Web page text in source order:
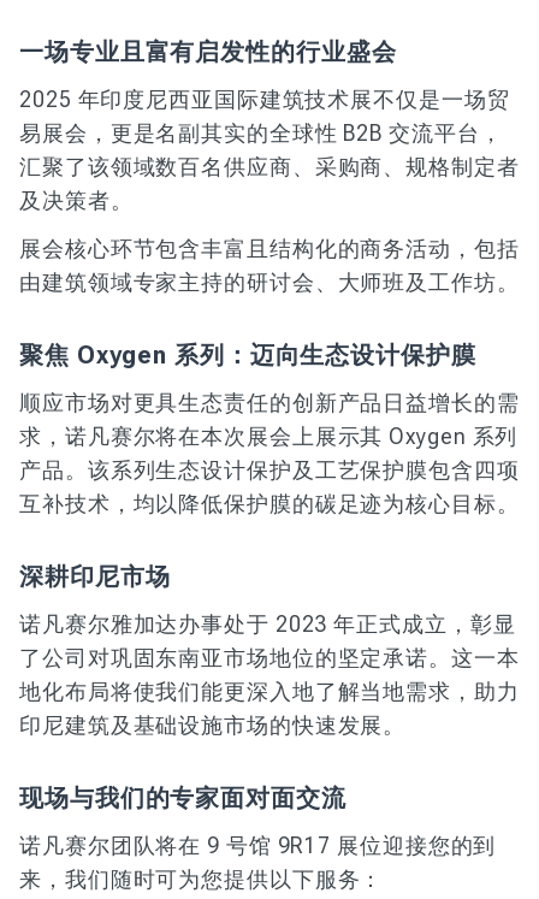
一场专业且富有启发性的行业盛会
2025 年印度尼西亚国际建筑技术展不仅是一场贸
易展会，更是名副其实的全球性 B2B 交流平台，
汇聚了该领域数百名供应商、采购商、规格制定者
及决策者。
展会核心环节包含丰富且结构化的商务活动，包括
由建筑领域专家主持的研讨会、大师班及工作坊。
聚焦 Oxygen 系列：迈向生态设计保护膜
顺应市场对更具生态责任的创新产品日益增长的需
求，诺凡赛尔将在本次展会上展示其 Oxygen 系列
产品。该系列生态设计保护及工艺保护膜包含四项
互补技术，均以降低保护膜的碳足迹为核心目标。
深耕印尼市场
诺凡赛尔雅加达办事处于 2023 年正式成立，彰显
了公司对巩固东南亚市场地位的坚定承诺。这一本
地化布局将使我们能更深入地了解当地需求，助力
印尼建筑及基础设施市场的快速发展。
现场与我们的专家面对面交流
诺凡赛尔团队将在 9 号馆 9R17 展位迎接您的到
来，我们随时可为您提供以下服务：